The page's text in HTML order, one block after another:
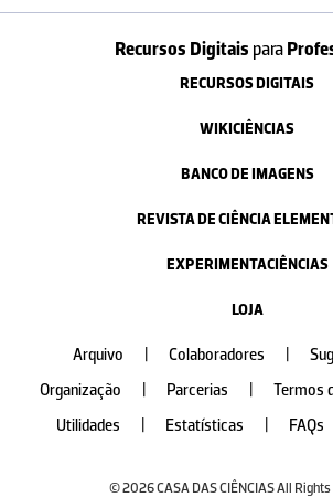
Recursos Digitais para
RECURSOS DIGITAIS
WIKICIÊNCIAS
BANCO DE IMAGENS
REVISTA DE CIÊNCIA
EXPERIMENTACIÊNCIAS
LOJA
Arquivo Colaboradores
Organização
Parcerias Termos
Utilidades
Estatísticas FAQs
© 2026 CASA DAS CIÊNCIAS All Rights